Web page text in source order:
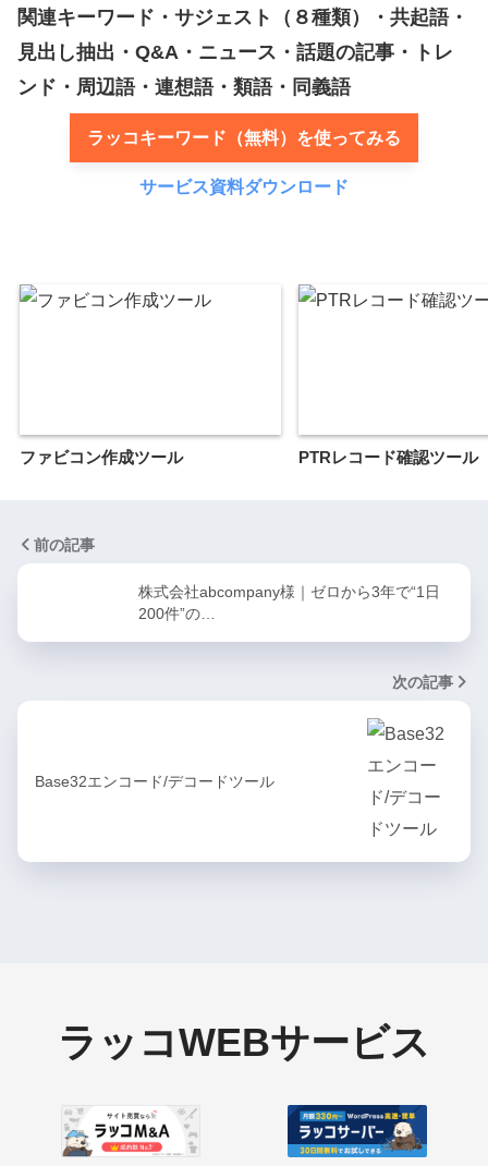
関連キーワード・サジェスト（８種類）・共起語・
見出し抽出・Q&A・ニュース・話題の記事・トレ
ンド・周辺語・連想語・類語・同義語
ラッコキーワード（無料）を使ってみる
サービス資料ダウンロード
ファビコン作成ツール PTRレコード確認ツール
前の記事
株式会社abcompany様｜ゼロから3年で“1日
200件”の…
次の記事
Base32エンコード/デコードツール
ラッコWEBサービス